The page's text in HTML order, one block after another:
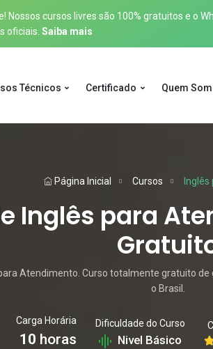
Nossos cursos livres são 100% gratuitos e o
oficiais. Saiba mais
Técnicos Certificado Quem
Página Inicial Cursos
Inglês para
Atendimento. Curso totalmente gratuito
o Brasil.
Carga Horária
10 horas
Dificuldade do Curso
Nivel Básico